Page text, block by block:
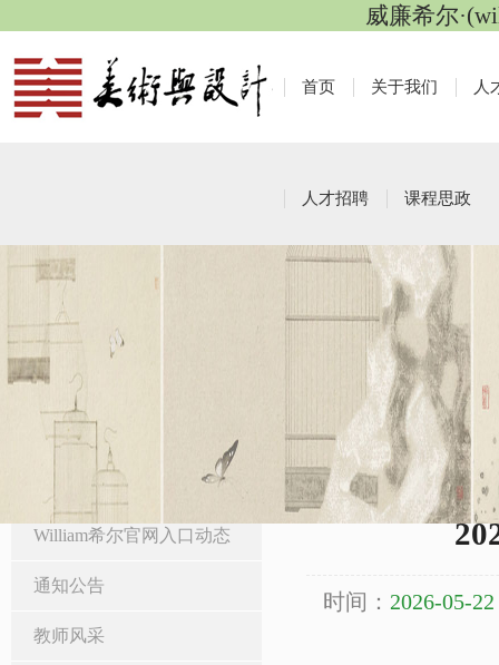
威廉希尔
首页 关于我们 人
人才招聘 课程思政
栏目导航
William希尔官网入口动态
通知公告
教师风采
通知公告
时间： 2026-05-